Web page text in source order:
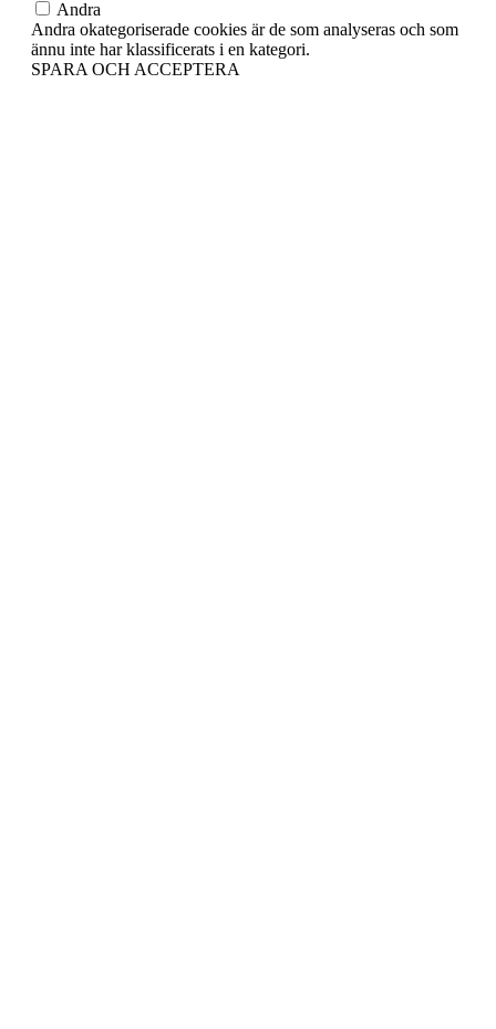
Andra
Andra okategoriserade cookies är de som analyseras och som
ännu inte har klassificerats i en kategori.
SPARA OCH ACCEPTERA